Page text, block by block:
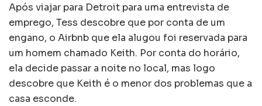
Após viajar para Detroit para uma entrevista de
emprego, Tess descobre que por conta de um
engano, o Airbnb que ela alugou foi reservada para
um homem chamado Keith. Por conta do horário,
ela decide passar a noite no local, mas logo
descobre que Keith é o menor dos problemas que a
casa esconde.